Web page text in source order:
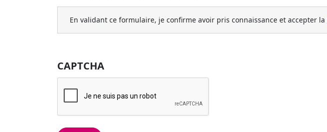
En validant ce formulaire, je confirme avoir pris connaissance et accepter la
CAPTCHA